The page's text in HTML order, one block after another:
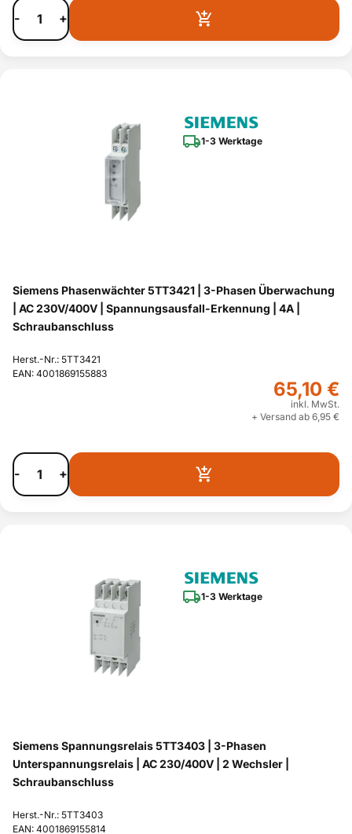
- +
1-3 Werktage
Siemens Phasenwächter 5TT3421 | 3-Phasen Überwachung
| AC 230V/400V | Spannungsausfall-Erkennung | 4A |
Schraubanschluss
Herst.-Nr.: 5TT3421
EAN: 4001869155883
65,10 €
inkl. MwSt.
+ Versand ab 6,95 €
- +
1-3 Werktage
Siemens Spannungsrelais 5TT3403 | 3-Phasen
Unterspannungsrelais | AC 230/400V | 2 Wechsler |
Schraubanschluss
Herst.-Nr.: 5TT3403
EAN: 4001869155814